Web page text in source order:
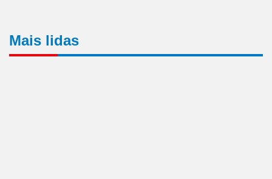
Mais lidas